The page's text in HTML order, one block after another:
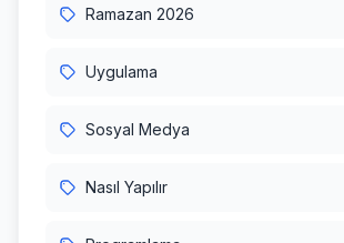
Ramazan 2026
Uygulama
Sosyal Medya
Nasıl Yapılır